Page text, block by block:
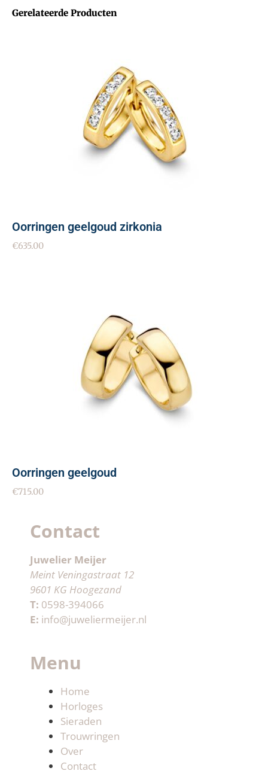
Gerelateerde Producten
Oorringen geelgoud zirkonia
€635.00
Oorringen geelgoud
€715.00
Contact
Juwelier Meijer
Meint Veningastraat 12
9601 KG Hoogezand
T: 0598-394066
E: info@juweliermeijer.nl
Menu
Home
Horloges
Sieraden
Trouwringen
Over
Contact